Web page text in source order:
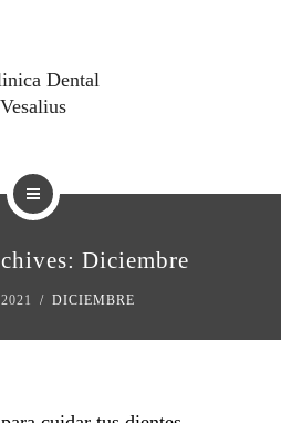
Diciembre
2021 DICIEMBRE